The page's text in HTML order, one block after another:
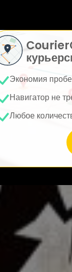
Экономия
Навигатор не
Любое